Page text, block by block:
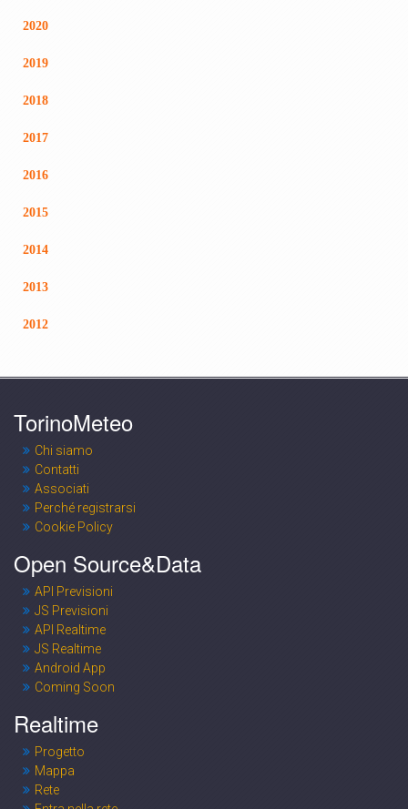
2020
2019
2018
2017
2016
2015
2014
2013
2012
TorinoMeteo
Chi siamo
Contatti
Associati
Perché registrarsi
Cookie Policy
Open Source&Data
API Previsioni
JS Previsioni
API Realtime
JS Realtime
Android App
Coming Soon
Realtime
Progetto
Mappa
Rete